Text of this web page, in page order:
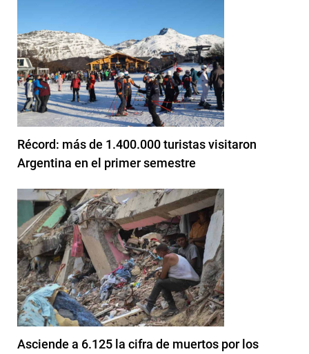
Récord: más de 1.400.000 turistas visitaron
Argentina en el primer semestre
Asciende a 6.125 la cifra de muertos por los